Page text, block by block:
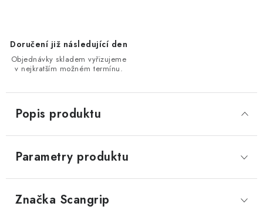
Doručení již následující den
Objednávky skladem vyřizujeme
v nejkratším možném termínu.
Popis produktu
Parametry produktu
Značka Scangrip